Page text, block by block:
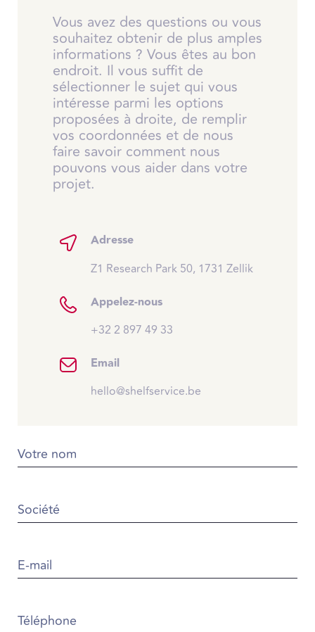
Vous avez des questions ou vous
souhaitez obtenir de plus amples
informations ? Vous êtes au bon
endroit. Il vous suffit de
sélectionner le sujet qui vous
intéresse parmi les options
proposées à droite, de remplir
vos coordonnées et de nous
faire savoir comment nous
pouvons vous aider dans votre
projet.
Adresse
Z1 Research Park 50, 1731 Zellik
Appelez-nous
+32 2 897 49 33
Email
hello@shelfservice.be
Votre nom
Société
E-mail
Téléphone